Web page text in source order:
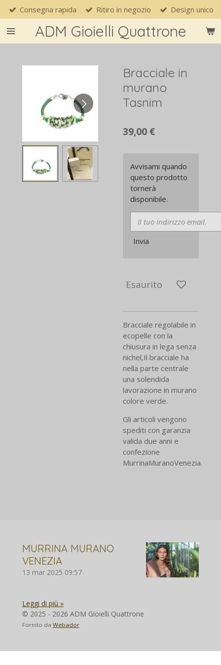
Vai
al
contenuto
principale
ADM Gioielli Quattrone
Consegna rapida Ritiro in negozio Design unico
Bracciale in
murano
Tasnim
39,00 €
Avvisami quando
questo prodotto
tornerà
disponibile.
Invia
Esaurito
Bracciale regolabile in
ecopelle con la
chiusura in lega senza
nichel,Il bracciale ha
nella parte centrale
una solendida
lavorazione in murano
colore verde.
Gli articoli vengono
spediti con garanzia
valida due anni e
confezione
MurrinaMuranoVenezia.
MURRINA MURANO
VENEZIA
13 mar 2025 09:57
Leggi di più »
© 2025 - 2026 ADM Gioielli Quattrone
Fornito da Webador